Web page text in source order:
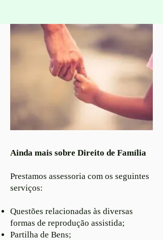
Ainda mais sobre Direito de Família
Prestamos assessoria com os seguintes
serviços:
Questões relacionadas às diversas
formas de reprodução assistida;
Partilha de Bens;